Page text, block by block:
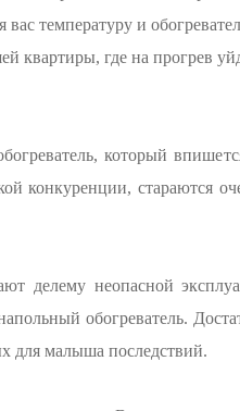
температуру и
квартиры, где на прогрев
который
конкуренции, стараются
делему неопасной
обогреватель.
для малыша последствий.